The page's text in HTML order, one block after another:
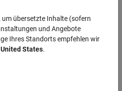
um übersetzte Inhalte (sofern
und Angebote
Ihres Standorts empfehlen wir
United States.